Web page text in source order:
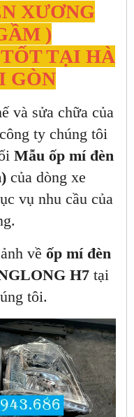
XƯƠNG
)
TẠI HÀ
GÒN
và sửa chữa của
ty chúng tôi
Mẫu ốp mí đèn
của dòng xe
vụ nhu cầu của
về ốp mí đèn
H7 tại
tôi.